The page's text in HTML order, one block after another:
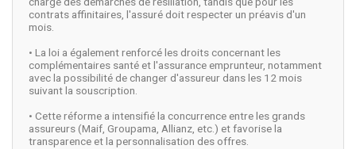
contrats affinitaires, l'assuré doit respecter un préavis d'un
mois.
• La loi a également renforcé les droits concernant les
complémentaires santé et l'assurance emprunteur, notamment
avec la possibilité de changer d'assureur dans les 12 mois
suivant la souscription.
• Cette réforme a intensifié la concurrence entre les grands
assureurs (Maif, Groupama, Allianz, etc.) et favorise la
transparence et la personnalisation des offres.